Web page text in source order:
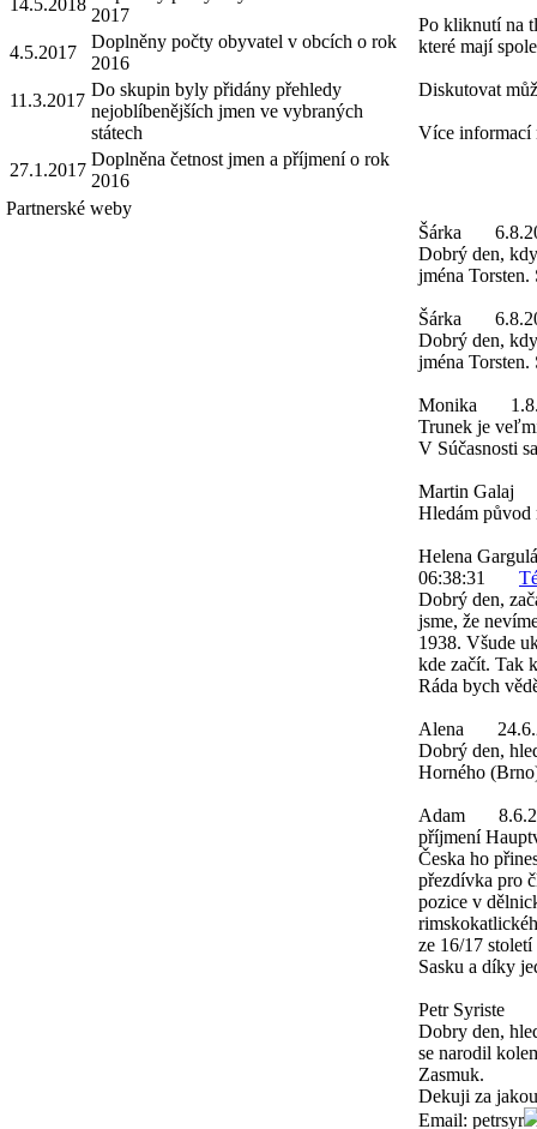
14.5.2018
2017
4.5.2017
Doplněny počty obyvatel v obcích o rok
2016
11.3.2017
Do skupin byly přidány přehledy
nejoblíbenějších jmen ve vybraných
státech
27.1.2017
Doplněna četnost jmen a příjmení o rok
2016
Po kliknutí na
které mají
Diskutovat
Více informací
Partnerské weby
Šárka
Dobrý den,
jména
Šárka
Dobrý den,
jména
Monika
Trunek je
V Súčasnosti
Martin Galaj
Hledám původ
Helena
06:38:31
Dobrý den,
jsme, že
1938. Všude
kde začít. Tak
Ráda bych
Alena
Dobrý den,
Horného
Adam
příjmení
Česka ho
přezdívka pro
pozice v
ze 16/17
Sasku a díky
Petr Syriste
Dobry den,
se narodil
Zasmuk.
Dekuji za
Email: petrsyr